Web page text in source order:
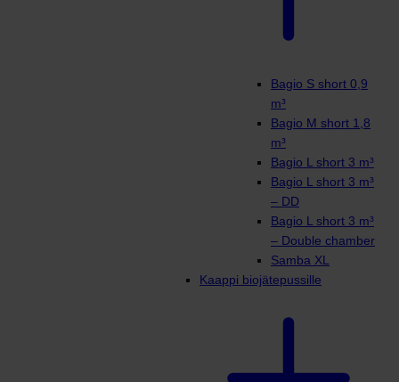
Bagio S short 0,9
m³
Bagio M short 1,8
m³
Bagio L short 3 m³
Bagio L short 3 m³
– DD
Bagio L short 3 m³
– Double chamber
Samba XL
Kaappi biojätepussille